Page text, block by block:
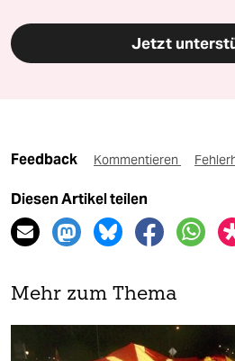
Jetzt
Feedback Kommentieren
Diesen Artikel teilen
Mehr zum Thema